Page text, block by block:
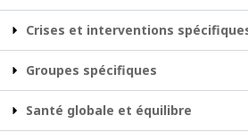
Crises et interventions
Groupes spécifiques
Santé globale et équilibre